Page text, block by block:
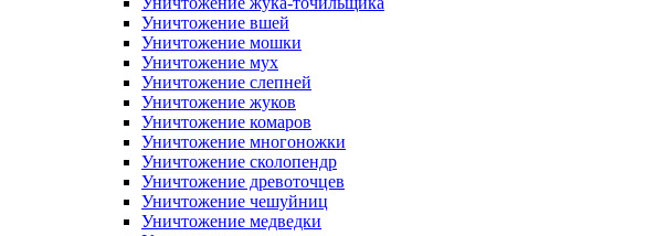
Уничтожение вшей
Уничтожение мошки
Уничтожение мух
Уничтожение слепней
Уничтожение жуков
Уничтожение комаров
Уничтожение многоножки
Уничтожение сколопендр
Уничтожение древоточцев
Уничтожение чешуйниц
Уничтожение медведки